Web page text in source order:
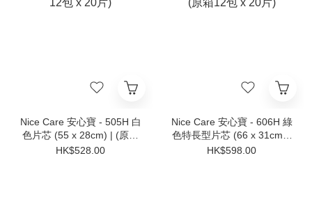
Nice Care 安心寶 - 505H 白
色片芯 (55 x 28cm) | (原箱
12包 x 20片)
HK$528.00
Nice Care 安心寶 - 606H 綠
色特長型片芯 (66 x 31cm) |
(原箱12包 x 20片)
HK$598.00